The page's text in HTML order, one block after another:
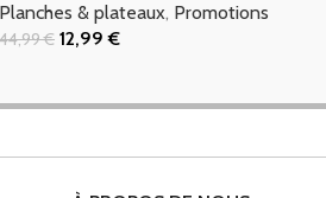
Planches & plateaux, Promotions
44,99€ 12,99€